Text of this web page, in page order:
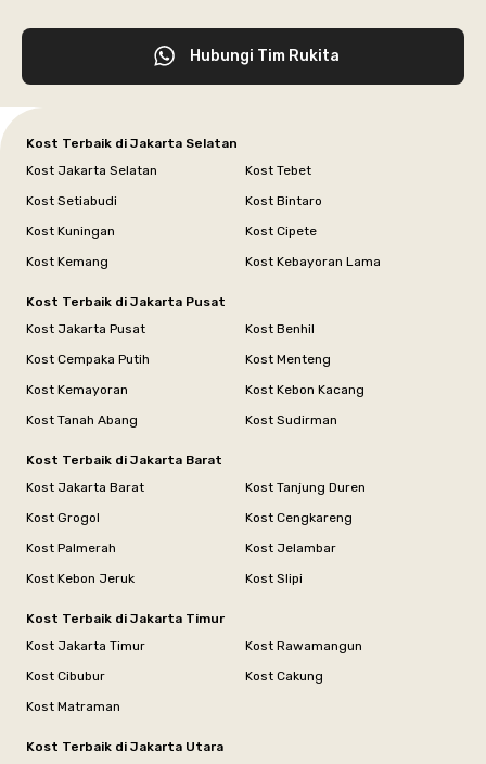
Hubungi Tim Rukita
Kost Terbaik di Jakarta Selatan
Kost Jakarta Selatan
Kost Tebet
Kost Setiabudi
Kost Bintaro
Kost Kuningan
Kost Cipete
Kost Kemang
Kost Kebayoran Lama
Kost Terbaik di Jakarta Pusat
Kost Jakarta Pusat
Kost Benhil
Kost Cempaka Putih
Kost Menteng
Kost Kemayoran
Kost Kebon Kacang
Kost Tanah Abang
Kost Sudirman
Kost Terbaik di Jakarta Barat
Kost Jakarta Barat
Kost Tanjung Duren
Kost Grogol
Kost Cengkareng
Kost Palmerah
Kost Jelambar
Kost Kebon Jeruk
Kost Slipi
Kost Terbaik di Jakarta Timur
Kost Jakarta Timur
Kost Rawamangun
Kost Cibubur
Kost Cakung
Kost Matraman
Kost Terbaik di Jakarta Utara